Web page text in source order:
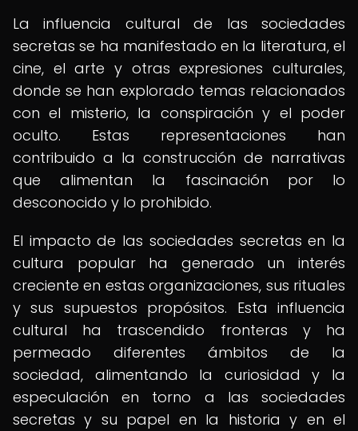
La influencia cultural de las sociedades
secretas se ha manifestado en la literatura, el
cine, el arte y otras expresiones culturales,
donde se han explorado temas relacionados
con el misterio, la conspiración y el poder
oculto. Estas representaciones han
contribuido a la construcción de narrativas
que alimentan la fascinación por lo
desconocido y lo prohibido.
El impacto de las sociedades secretas en la
cultura popular ha generado un interés
creciente en estas organizaciones, sus rituales
y sus supuestos propósitos. Esta influencia
cultural ha trascendido fronteras y ha
permeado diferentes ámbitos de la
sociedad, alimentando la curiosidad y la
especulación en torno a las sociedades
secretas y su papel en la historia y en el